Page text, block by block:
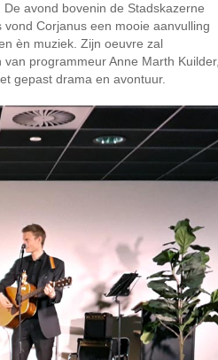
avond bovenin de Stadskazerne
Corjanus een mooie aanvulling
èn muziek. Zijn oeuvre zal
programmeur Anne Marth Kuilder,
gepast drama en avontuur.